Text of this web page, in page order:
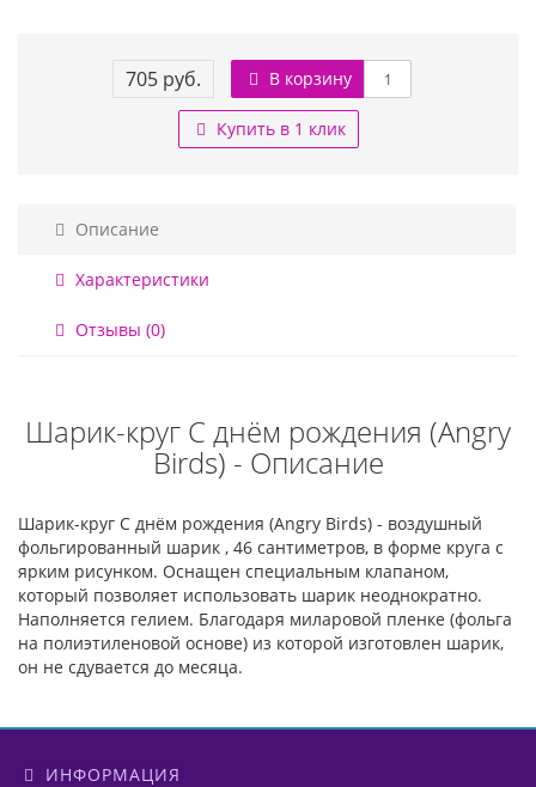
705 руб. В корзину
Купить в 1 клик
Описание
Характеристики
Отзывы (0)
Шарик-круг С днём рождения (Angry
Birds) - Описание
Шарик-круг С днём рождения (Angry Birds) - воздушный
фольгированный шарик , 46 сантиметров, в форме круга с
ярким рисунком. Оснащен специальным клапаном,
который позволяет использовать шарик неоднократно.
Наполняется гелием. Благодаря миларовой пленке (фольга
на полиэтиленовой основе) из которой изготовлен шарик,
он не сдувается до месяца.
ИНФОРМАЦИЯ